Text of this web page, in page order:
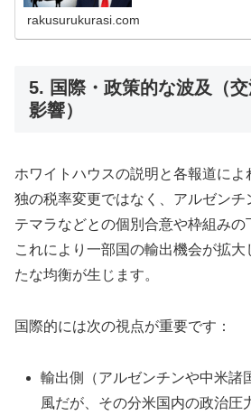
rakusurukurasi.com
5. 国際・政策的な波及（
影響）
ホワイトハウスの説明と各報道に
独の税率変更ではなく、アルゼンチ
テマラなどとの個別合意や枠組みの
これにより一部国の輸出機会が拡
たな均衡が生じます。
国際的には次の視点が重要です：
輸出側（アルゼンチンや中米諸
風だが、その分米国内の政治圧